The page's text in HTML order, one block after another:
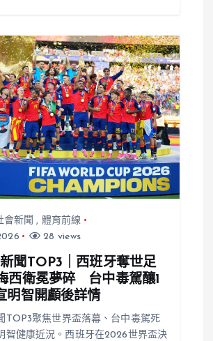
會新聞 , 體育前線
28 views
聞TOP3｜西班牙奪世足
西衛冕夢碎 台中毒駕釀1
明智開顱後詳情
TOP3聚焦世界盃落幕、台中毒駕死
智健康近況。西班牙在2026世界盃決